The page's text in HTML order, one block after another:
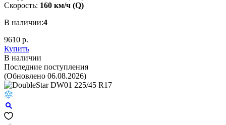
Скорость: 160 км/ч (Q)
В наличии:4
9610 р.
Купить
В наличии
Последние поступления
(Обновлено 06.08.2026)